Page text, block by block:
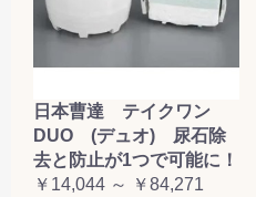
日本曹達 テイクワン
DUO (デュオ) 尿石除
去と防止が1つで可能に！
￥14,044 ～ ￥84,271